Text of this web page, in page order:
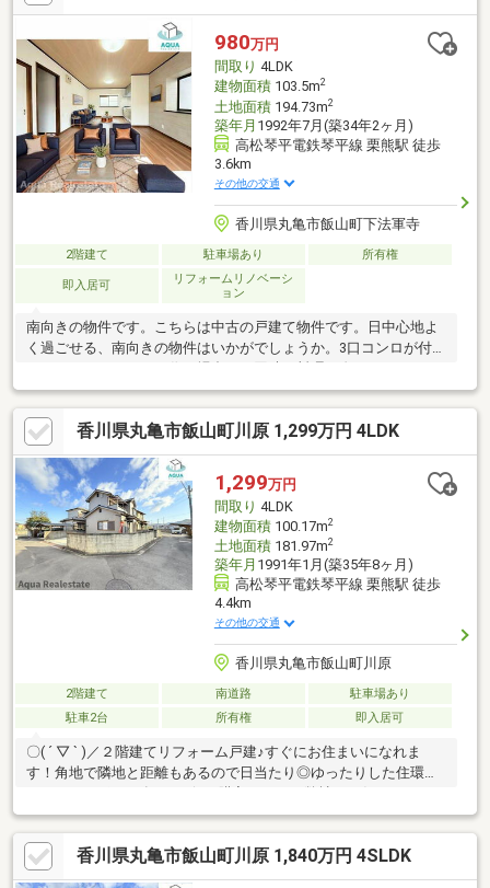
小学校も近い為ファミリー層向け物件！・ロフト付きの為荷物が
多くなる方も安心♪・ウッドデッキ付きの為バーベキューや子ども
の遊び場など多目的に活用できます！
980万円
間取り 4LDK
建物面積103.5m2
土地面積194.73m2
築年月 1992年7月(築34年2ヶ月)
高松琴平電鉄琴平線 栗熊駅 徒歩
3.6km
その他の交通
香川県丸亀市飯山町下法軍寺
2階建て 駐車場あり 所有権
即入居可
リフォームリノベーシ
ョン
南向きの物件です。こちらは中古の戸建て物件です。日中心地よ
く過ごせる、南向きの物件はいかがでしょうか。3口コンロが付い
フローリングは木のぬくもりが感じられるため住み心地も良好。
魅力が満載の素敵な4LDK物件の情報をご用意しています。浴室は
窓付きとなっておりますので、換気が容易に出来ます。
香川県丸亀市飯山町川原 1,299万円 4LDK
1,299万円
間取り 4LDK
建物面積100.17m2
土地面積181.97m2
築年月 1991年1月(築35年8ヶ月)
高松琴平電鉄琴平線 栗熊駅 徒歩
4.4km
その他の交通
香川県丸亀市飯山町川原
2階建て 南道路
駐車場あり
駐車2台
所有権 即入居可
〇( ´ ▽ ` )／２階建てリフォーム戸建♪すぐにお住まいになれま
す！角地で隣地と距離もあるので日当たり◎ゆったりした住環境♪
／市街地に近く、お買い物にも便利な住環境です。閑静な住宅地
にある物件です。来客時に重宝する和室がございます。年内入居
可能で、すぐに引っ越しすることができます。新生活をはじめる
方にお勧めな4LDKの物件があります。訪問者をカメラで確認でき
香川県丸亀市飯山町川原 1,840万円 4SLDK